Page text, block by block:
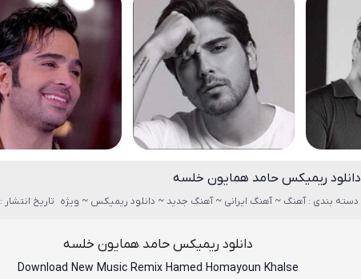
دانلود ریمیکس حامد همایون خلسه
دسته بندی : آهنگ ~ آهنگ ایرانی ~ آهنگ جدید ~ دانلود ریمیکس ~ ویژه تاریخ انتشار :23 آذر 1397
دانلود ریمیکس حامد همایون خلسه
Download New MusicRemix Hamed Homayoun Khalse